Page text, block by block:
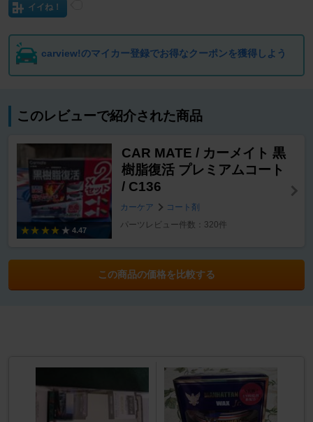
イイね！
carview!のマイカー登録でお得なクーポンを獲得しよう
このレビューで紹介された商品
4.47
CAR MATE / カーメイト 黒
樹脂復活 プレミアムコート
/ C136
カーケア
コート剤
パーツレビュー件数：320件
この商品の価格を比較する